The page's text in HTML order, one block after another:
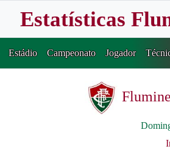
Estatísticas
Estádio Campeonato Jogador